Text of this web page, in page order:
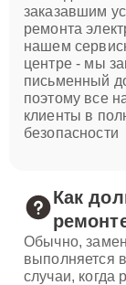
заказавшим
ремонта
нашем
центре - мы
письменный
поэтому все
клиенты в
безопасности
Как
Обычно,
выполняется
случаи, когда